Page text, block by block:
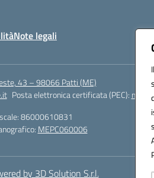
Note legali
43 – 98066 Patti (ME)
Posta elettronica certificata (PEC):
86000610831
MEPC060006
by 3D Solution S.r.l.